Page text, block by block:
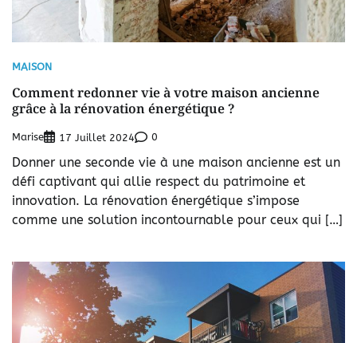
MAISON
Comment redonner vie à votre maison ancienne
grâce à la rénovation énergétique ?
Marise 17 Juillet 2024 0
Donner une seconde vie à une maison ancienne est un
défi captivant qui allie respect du patrimoine et
innovation. La rénovation énergétique s’impose
comme une solution incontournable pour ceux qui […]